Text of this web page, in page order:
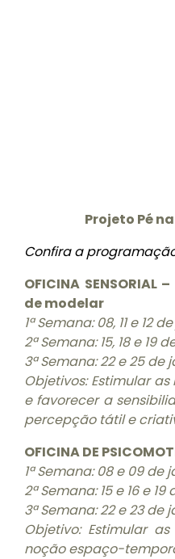
Projeto Pé
Confira a
OFICINA
de modelar
1ª Semana: 08, 11 e 12
2ª Semana: 15, 18 e 19
3ª Semana: 22 e 25 de
Objetivos: Estimular
e favorecer a
percepção tátil e
OFICINA DE
1ª Semana: 08 e 09 de
2ª Semana: 15 e 16 e
3ª Semana: 22 e 23 de
Objetivo: Estimular
noção espaço-